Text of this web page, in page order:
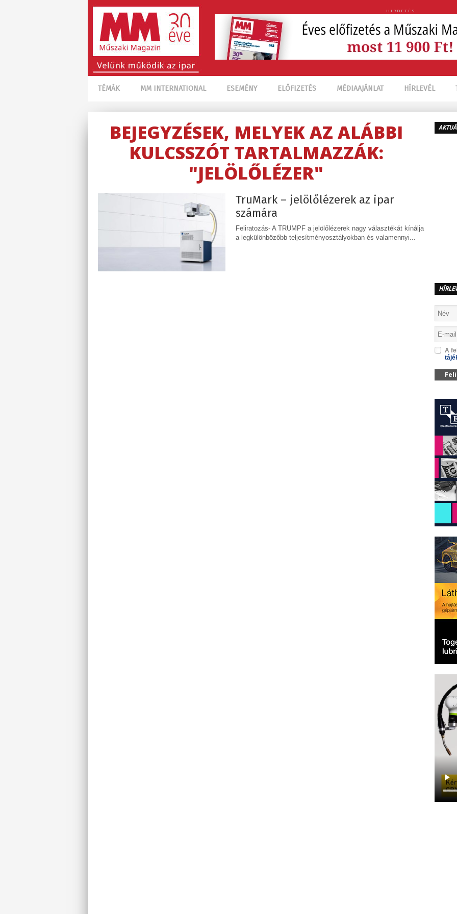
HIRDETÉS
TÉMÁK MM INTERNATIONAL ESEMÉNY ELŐFIZETÉS MÉDIAAJÁNLAT HÍRLEVÉL
BEJEGYZÉSEK, MELYEK AZ ALÁBBI
KULCSSZÓT TARTALMAZZÁK:
"JELÖLŐLÉZER"
TruMark – jelölőlézerek az ipar
számára
Feliratozás- A TRUMPF a jelölőlézerek nagy választékát kínálja
a legkülönbözőbb teljesítményosztályokban és valamennyi...
A